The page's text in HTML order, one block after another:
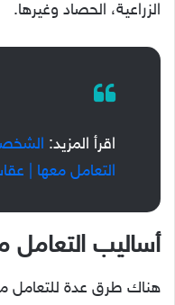
الزراعية، الحصاد وغيرها.
اقرأ المزيد:
التعامل معها |
أساليب التعامل
هناك طرق عدة للتعامل